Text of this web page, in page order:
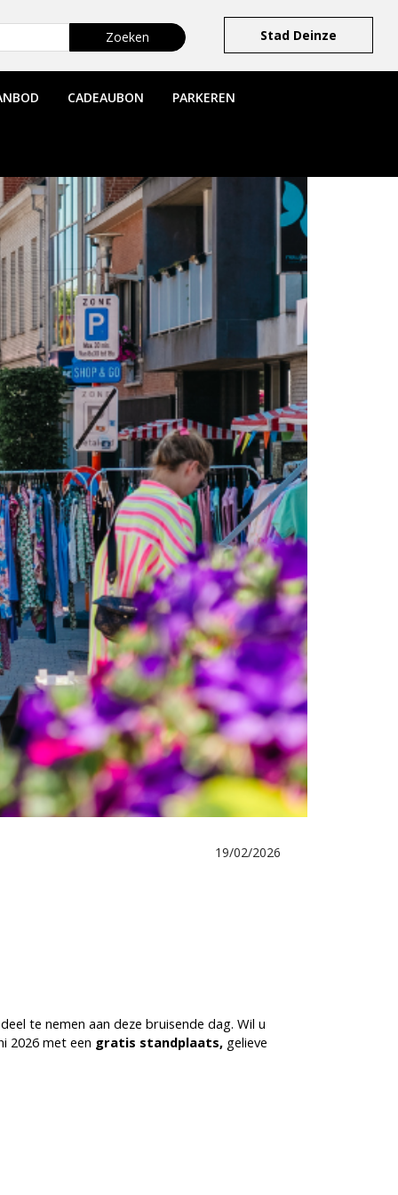
Stad Deinze
CADEAUBON PARKEREN
19/02/2026
te nemen aan deze bruisende dag. Wil u
2026 met een gratis standplaats, gelieve